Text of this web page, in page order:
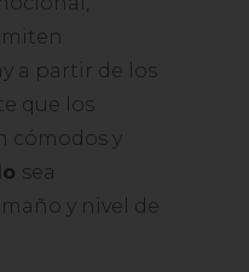
a partir de los
que los
cómodos y
sea
y nivel de